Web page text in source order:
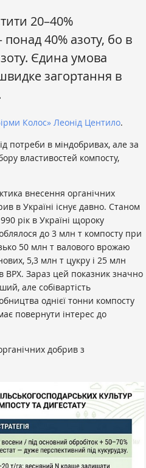
20–40%
40% азоту, бо в
Єдина умова
загортання в
Колос» Леонід Центило.
потреби в міндобривах, але за
властивостей компосту,
внесення органічних
в Україні існує давно. Станом
рік в Україні щороку
до 3 млн т компосту при
50 млн т валового врожаю
5,3 млн т цукру і 25 млн
ВРХ. Зараз цей показник значно
але собівартість
однієї тонни компосту
повернути інтерес до
добрив з